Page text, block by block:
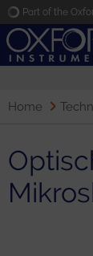
Part of the
Home